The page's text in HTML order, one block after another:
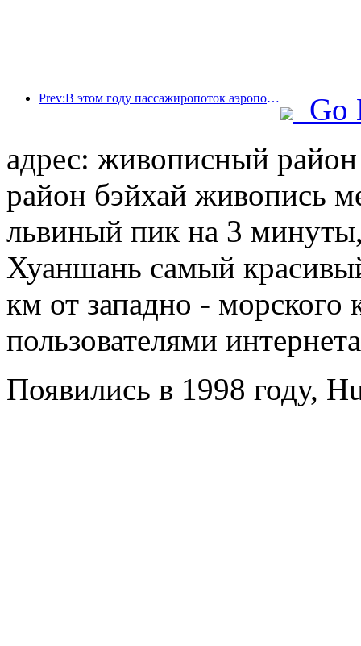
Prev:В этом году пассажиропоток аэропорта Шэньчжэня превысил 3 миллиона человек, установив новый рекорд за аналогичный период.
Go
адрес: живописный
район бэйхай живопись
львиный пик на 3
Хуаншань самый
км от западно - морского
пользователями
Появились в 1998 году,